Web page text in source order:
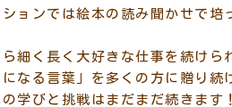
ョンでは絵本の読み聞かせで
細く長く大好きな仕事を続けら
になる言葉」を多くの方に贈り続
学びと挑戦はまだまだ続きます！